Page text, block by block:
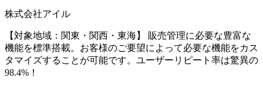
株式会社アイル
【対象地域：関東・関西・東海】 販売管理に必要な豊富な
機能を標準搭載。お客様のご要望によって必要な機能をカス
タマイズすることが可能です。ユーザーリピート率は驚異の
98.4%！